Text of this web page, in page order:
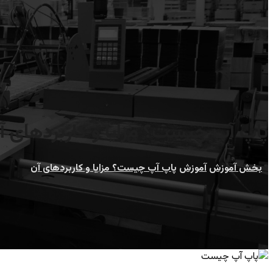
پاپ آپ چیست؟ مزایا و کاربردهای
بخش آموزش آموزش پاپ آپ چیست؟ مزایا و کاربردهای آن